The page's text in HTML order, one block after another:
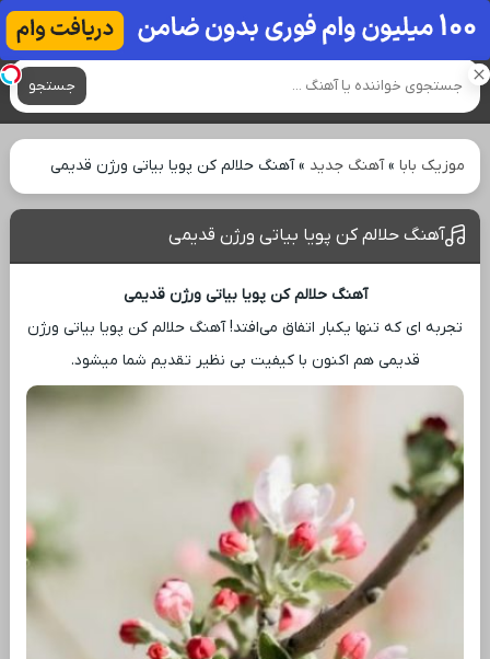
آهنگ های جدید
جستجو
موزیک بابا»آهنگ جدید »آهنگ حلالم کن پویا بیاتی ورژن قدیمی
آهنگ حلالم کن پویا بیاتی ورژن قدیمی
آهنگ حلالم کن پویا بیاتی ورژن قدیمی
تجربه ‌ای که تنها یکبار اتفاق می‌افتد! آهنگ حلالم کن پویا بیاتی ورژن
قدیمی هم اکنون با کیفیت بی ‌نظیر تقدیم شما میشود.